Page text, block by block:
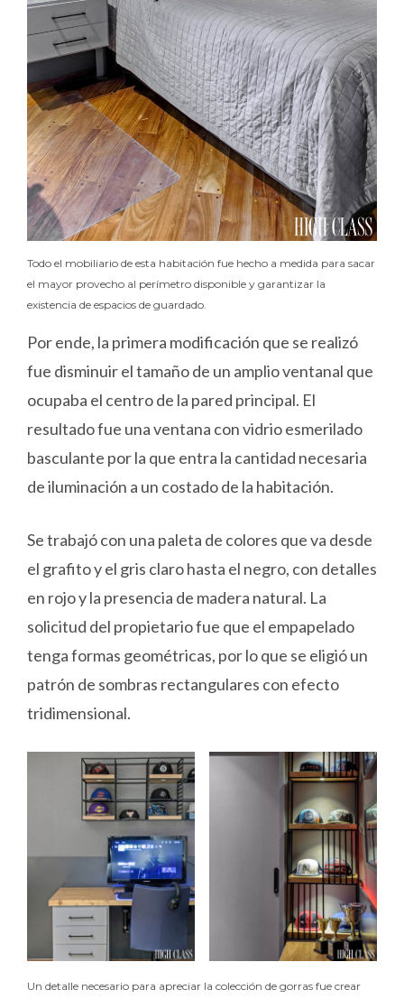
Todo el mobiliario de esta habitación fue hecho a medida para sacar
el mayor provecho al perímetro disponible y garantizar la
existencia de espacios de guardado.
Por ende, la primera modificación que se realizó
fue disminuir el tamaño de un amplio ventanal que
ocupaba el centro de la pared principal. El
resultado fue una ventana con vidrio esmerilado
basculante por la que entra la cantidad necesaria
de iluminación a un costado de la habitación.
Se trabajó con una paleta de colores que va desde
el grafito y el gris claro hasta el negro, con detalles
en rojo y la presencia de madera natural. La
solicitud del propietario fue que el empapelado
tenga formas geométricas, por lo que se eligió un
patrón de sombras rectangulares con efecto
tridimensional.
Un detalle necesario para apreciar la colección de gorras fue crear